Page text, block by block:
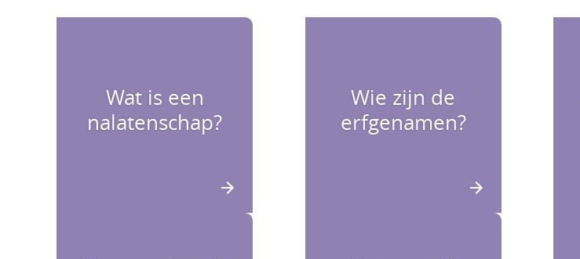
Wat is een
nalatenschap?
Wie zijn de
erfgenamen?